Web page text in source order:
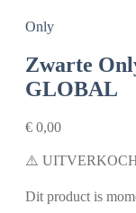
Only
Zwarte
GLOBAL
€ 0,00
⚠️
Dit product is